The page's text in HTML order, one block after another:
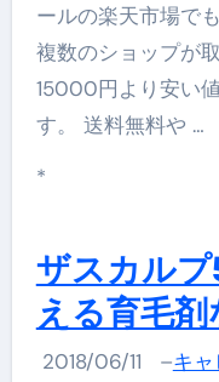
ールの楽天市場で
複数のショップが
15000円より安い
す。 送料無料や …
*
ザスカル
える育毛剤
2018/06/11 –キ